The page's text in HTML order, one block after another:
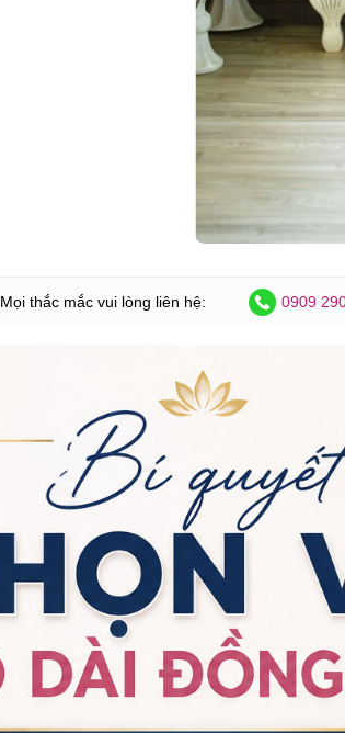
Mọi thắc mắc vui lòng liên hệ: 0909